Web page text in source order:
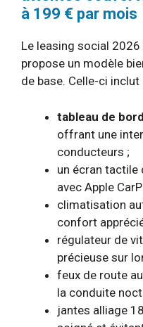
à 199 € par mois
Le leasing social
propose un modèle
de base. Celle-ci inclut
tableau de
offrant une
conducteurs ;
un écran tactile
avec Apple
climatisation
confort
régulateur de
précieuse sur
feux de route
la conduite
jantes alliage